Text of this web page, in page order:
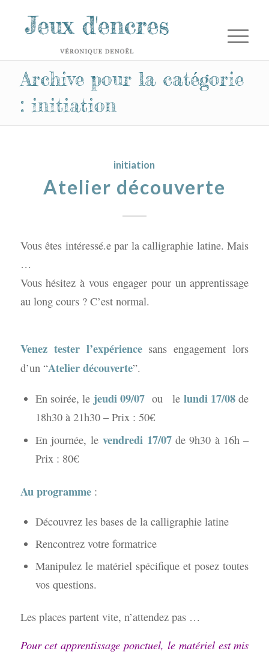
Archive pour la catégorie
: initiation
initiation
Atelier découverte
Vous êtes intéressé.e par la calligraphie latine. Mais
…
Vous hésitez à vous engager pour un apprentissage
au long cours ? C’est normal.
Venez tester l’expériencesans engagement lors
d’un “Atelier découverte”.
En soirée, le jeudi 09/07 ou lelundi 17/08 de
18h30 à 21h30 – Prix : 50€
En journée, levendredi 17/07de 9h30 à 16h –
Prix : 80€
Au programme:
Découvrez les bases de la calligraphie latine
Rencontrez votre formatrice
Manipulez le matériel spécifique et posez toutes
vos questions.
Les places partent vite, n’attendez pas …
Pour cet apprentissage ponctuel, le matériel est mis